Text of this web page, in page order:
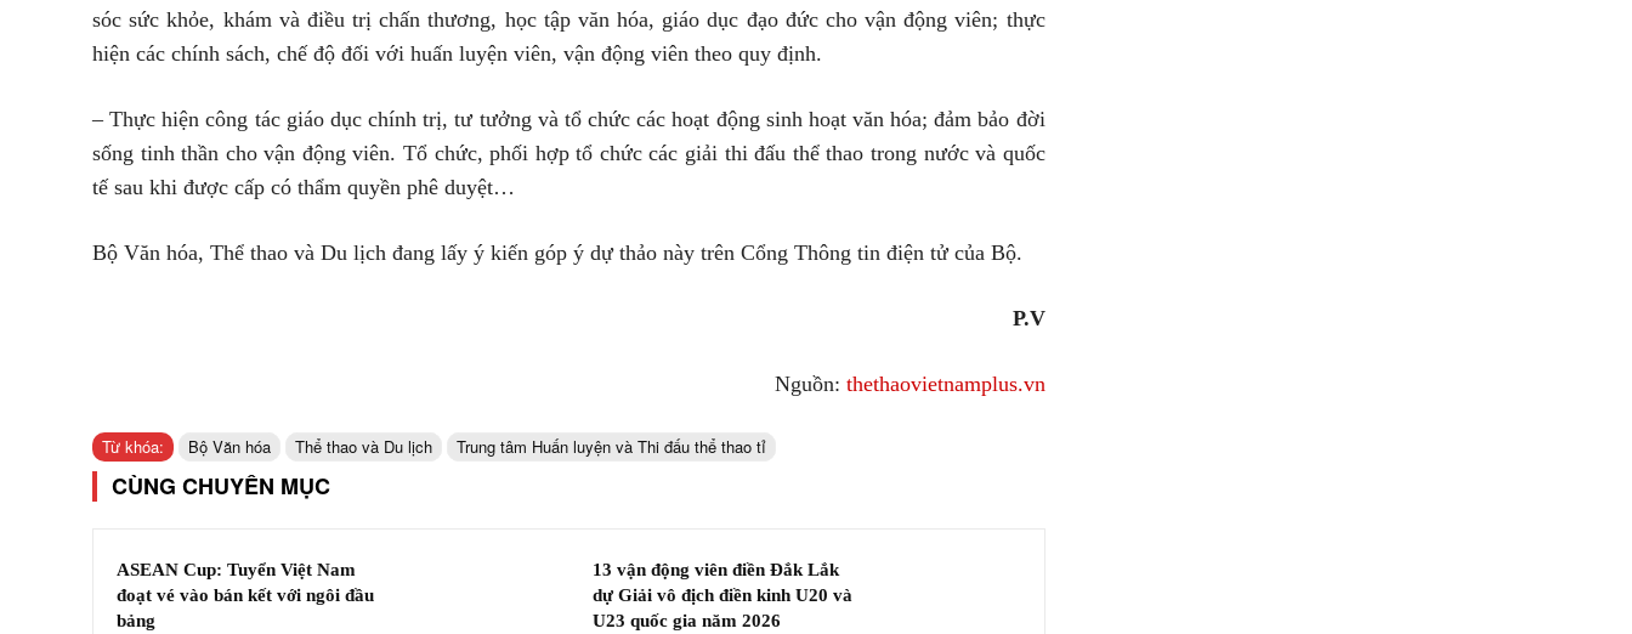
sóc sức khỏe, khám và điều trị chấn thương, học tập văn hóa, giáo dục đạo đức cho vận động viên; thực
hiện các chính sách, chế độ đối với huấn luyện viên, vận động viên theo quy định.
– Thực hiện công tác giáo dục chính trị, tư tưởng và tổ chức các hoạt động sinh hoạt văn hóa; đảm bảo đời
sống tinh thần cho vận động viên. Tổ chức, phối hợp tổ chức các giải thi đấu thể thao trong nước và quốc
tế sau khi được cấp có thẩm quyền phê duyệt…
Bộ Văn hóa, Thể thao và Du lịch đang lấy ý kiến góp ý dự thảo này trên Cổng Thông tin điện tử của Bộ.
P.V
Nguồn: thethaovietnamplus.vn
Từ khóa: Bộ Văn hóa Thể thao và Du lịch Trung tâm Huấn luyện và Thi đấu thể thao tỉ
CÙNG CHUYÊN MỤC
ASEAN Cup: Tuyển Việt Nam
đoạt vé vào bán kết với ngôi đầu
bảng
13 vận động viên điền Đắk Lắk
dự Giải vô địch điền kinh U20 và
U23 quốc gia năm 2026